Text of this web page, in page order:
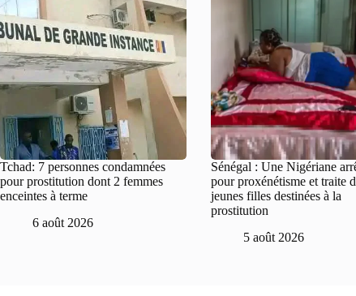
Tchad: 7 personnes condamnées
pour prostitution dont 2 femmes
enceintes à terme
6 août 2026
Sénégal : Une Nigériane
pour proxénétisme et traite
jeunes filles destinées à la
prostitution
5 août 2026